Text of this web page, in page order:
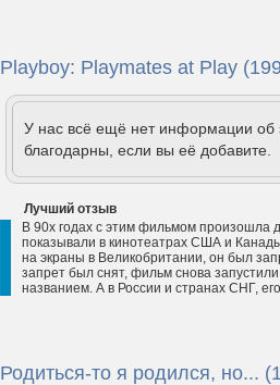
Playboy: Playmates at Play
У нас всё ещё нет информации
благодарны, если вы её добавите.
Лучший отзыв
В 90х годах с этим фильмом произошла
показывали в кинотеатрах США и
на экраны в Великобритании, он был
запрет был снят, фильм снова
названием. А в России и странах СНГ,
Родиться-то я родился, но...